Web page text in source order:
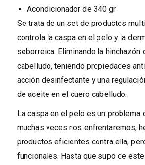
Acondicionador de 340 gr
Se trata de un set de productos
controla la caspa en el pelo y la
seborreica. Eliminando la hinchazón
cabelludo, teniendo propiedades
acción desinfectante y una
de aceite en el cuero cabelludo.
La caspa en el pelo es un problema
muchas veces nos enfrentaremos,
productos eficientes contra ella,
funcionales. Hasta que supo de